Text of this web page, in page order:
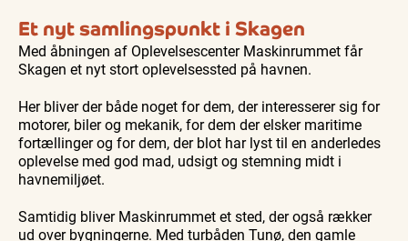
Et nyt samlingspunkt i Skagen
Med åbningen af Oplevelsescenter Maskinrummet får
Skagen et nyt stort oplevelsessted på havnen.
Her bliver der både noget for dem, der interesserer sig for
motorer, biler og mekanik, for dem der elsker maritime
fortællinger og for dem, der blot har lyst til en anderledes
oplevelse med god mad, udsigt og stemning midt i
havnemiljøet.
Samtidig bliver Maskinrummet et sted, der også rækker
ud over bygningerne. Med turbåden Tunø, den gamle